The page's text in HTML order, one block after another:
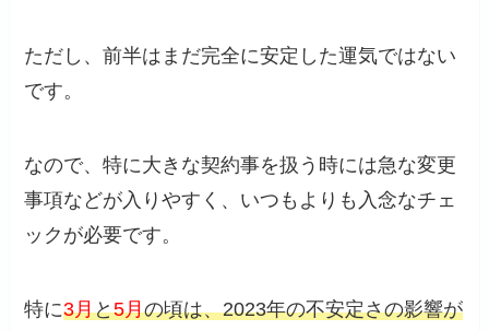
ただし、前半はまだ完全に安定した運気ではない
です。
なので、特に大きな契約事を扱う時には急な変更
事項などが入りやすく、いつもよりも入念なチェ
ックが必要です。
特に3月と5月の頃は、2023年の不安定さの影響が